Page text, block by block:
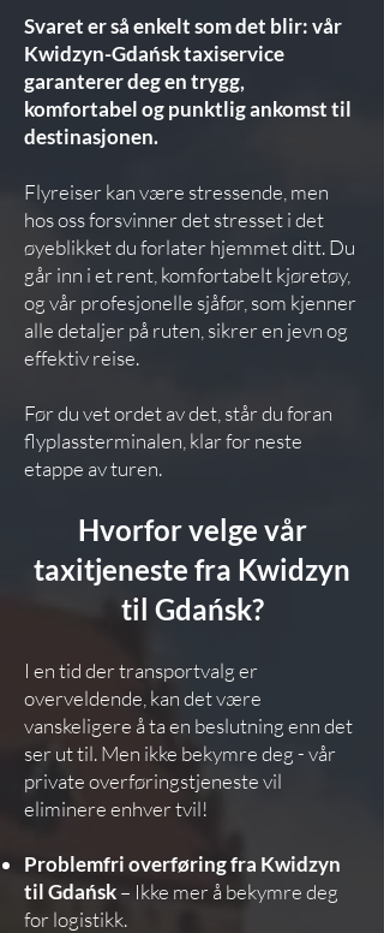
Svaret er så enkelt som det blir: vår
Kwidzyn-Gdańsk taxiservice
garanterer deg en trygg,
komfortabel og punktlig ankomst til
destinasjonen.
Flyreiser kan være stressende, men
hos oss forsvinner det stresset i det
øyeblikket du forlater hjemmet ditt. Du
går inn i et rent, komfortabelt kjøretøy,
og vår profesjonelle sjåfør, som kjenner
alle detaljer på ruten, sikrer en jevn og
effektiv reise.
Før du vet ordet av det, står du foran
flyplassterminalen, klar for neste
etappe av turen.
Hvorfor velge vår
taxitjeneste fra Kwidzyn
til Gdańsk?
I en tid der transportvalg er
overveldende, kan det være
vanskeligere å ta en beslutning enn det
ser ut til. Men ikke bekymre deg - vår
private overføringstjeneste vil
eliminere enhver tvil!
Problemfri overføring fra Kwidzyn
til Gdańsk– Ikke mer å bekymre deg
for logistikk.